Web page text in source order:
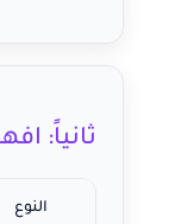
ثانياً:
النوع